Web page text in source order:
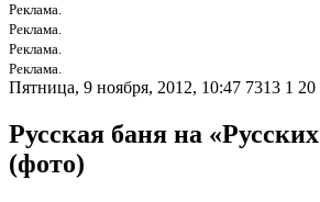
Реклама.
Реклама.
Реклама.
Реклама.
Пятница, 9 ноября, 2012, 10:47 7313 1 20
Русская баня на
(фото)